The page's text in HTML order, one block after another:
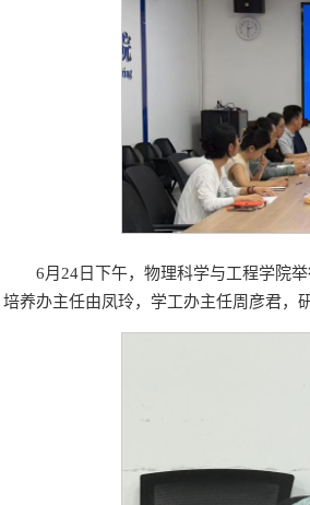
6月24日下午，物理科学与工程学院
培养办主任由凤玲，学工办主任周彦君，